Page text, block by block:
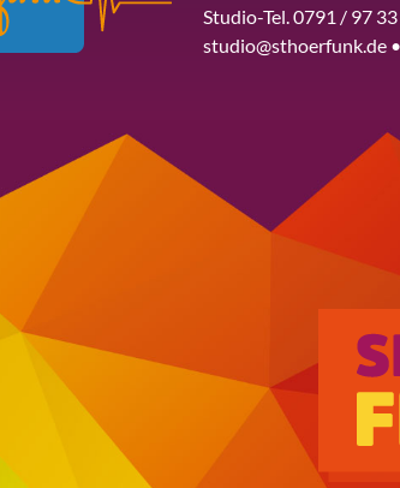
Studio-Tel. 0791 / 97
studio@sthoerfunk.de